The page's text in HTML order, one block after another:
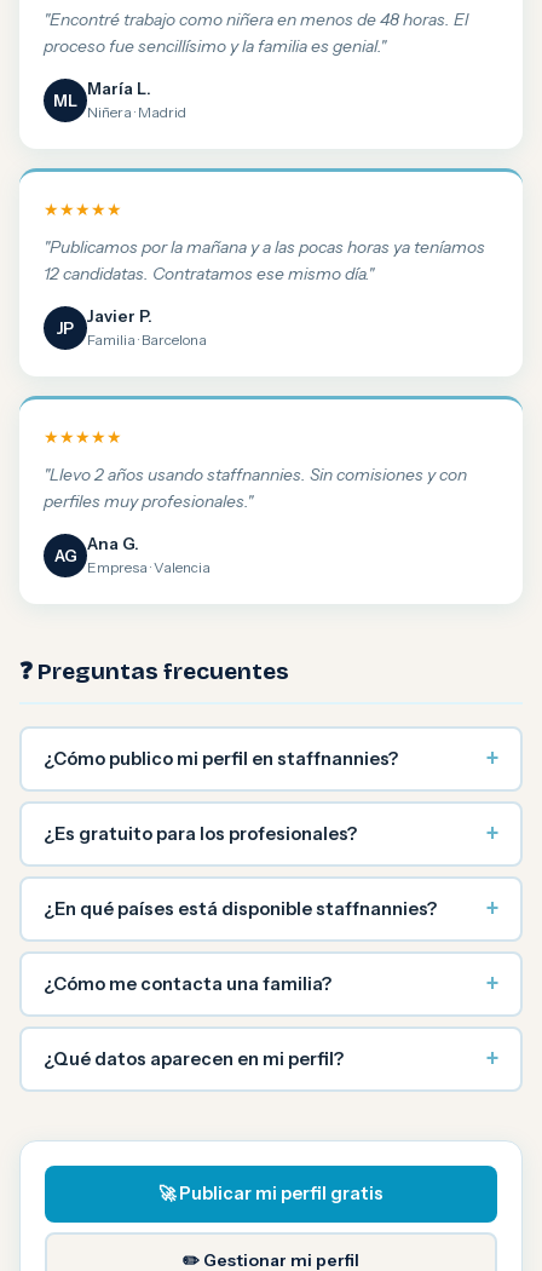
"Encontré trabajo como niñera en menos de 48 horas. El
proceso fue sencillísimo y la familia es genial."
ML
María L.
Niñera · Madrid
★★★★★
"Publicamos por la mañana y a las pocas horas ya teníamos
12 candidatas. Contratamos ese mismo día."
JP
Javier P.
Familia · Barcelona
★★★★★
"Llevo 2 años usando staffnannies. Sin comisiones y con
perfiles muy profesionales."
AG
Ana G.
Empresa · Valencia
❓ Preguntas frecuentes
¿Cómo publico mi perfil en staffnannies? +
¿Es gratuito para los profesionales? +
¿En qué países está disponible staffnannies? +
¿Cómo me contacta una familia? +
¿Qué datos aparecen en mi perfil? +
🚀 Publicar mi perfil gratis
✏️ Gestionar mi perfil